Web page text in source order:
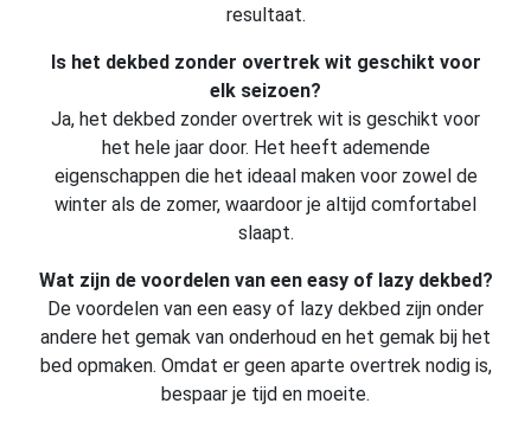
resultaat.
Is het dekbed zonder overtrek wit geschikt voor
elk seizoen?
Ja, het dekbed zonder overtrek wit is geschikt voor
het hele jaar door. Het heeft ademende
eigenschappen die het ideaal maken voor zowel de
winter als de zomer, waardoor je altijd comfortabel
slaapt.
Wat zijn de voordelen van een easy of lazy dekbed?
De voordelen van een easy of lazy dekbed zijn onder
andere het gemak van onderhoud en het gemak bij het
bed opmaken. Omdat er geen aparte overtrek nodig is,
bespaar je tijd en moeite.